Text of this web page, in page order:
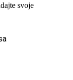
svoje